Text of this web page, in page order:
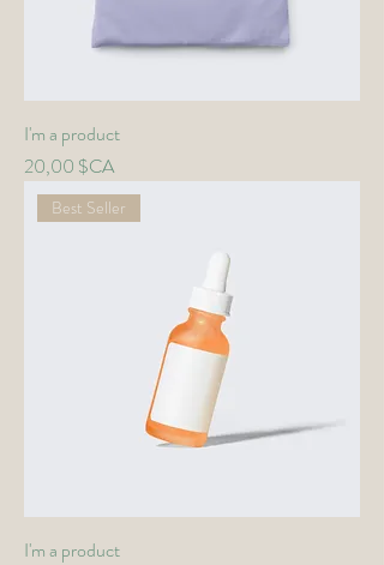
I'm a product
Prix
20,00 $CA
Best Seller
I'm a product